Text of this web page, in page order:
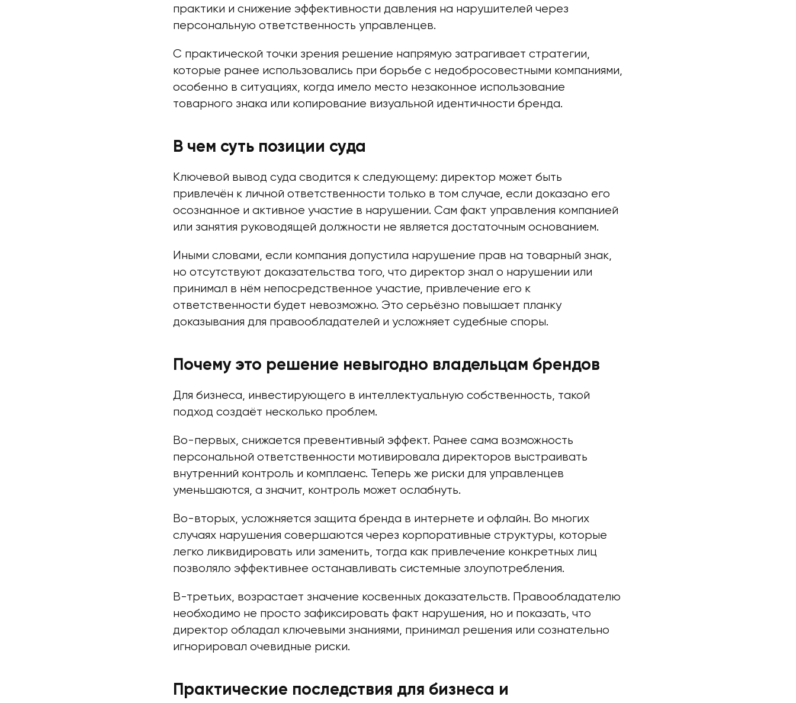
практики и снижение эффективности давления на нарушителей через
персональную ответственность управленцев.
С практической точки зрения решение напрямую затрагивает стратегии,
которые ранее использовались при борьбе с недобросовестными компаниями,
особенно в ситуациях, когда имело место незаконное использование
товарного знака или копирование визуальной идентичности бренда.
В чем суть позиции суда
Ключевой вывод суда сводится к следующему: директор может быть
привлечён к личной ответственности только в том случае, если доказано его
осознанное и активное участие в нарушении. Сам факт управления компанией
или занятия руководящей должности не является достаточным основанием.
Иными словами, если компания допустила нарушение прав на товарный знак,
но отсутствуют доказательства того, что директор знал о нарушении или
принимал в нём непосредственное участие, привлечение его к
ответственности будет невозможно. Это серьёзно повышает планку
доказывания для правообладателей и усложняет судебные споры.
Почему это решение невыгодно владельцам брендов
Для бизнеса, инвестирующего в интеллектуальную собственность, такой
подход создаёт несколько проблем.
Во-первых, снижается превентивный эффект. Ранее сама возможность
персональной ответственности мотивировала директоров выстраивать
внутренний контроль и комплаенс. Теперь же риски для управленцев
уменьшаются, а значит, контроль может ослабнуть.
Во-вторых, усложняется защита бренда в интернете и офлайн. Во многих
случаях нарушения совершаются через корпоративные структуры, которые
легко ликвидировать или заменить, тогда как привлечение конкретных лиц
позволяло эффективнее останавливать системные злоупотребления.
В-третьих, возрастает значение косвенных доказательств. Правообладателю
необходимо не просто зафиксировать факт нарушения, но и показать, что
директор обладал ключевыми знаниями, принимал решения или сознательно
игнорировал очевидные риски.
Практические последствия для бизнеса и